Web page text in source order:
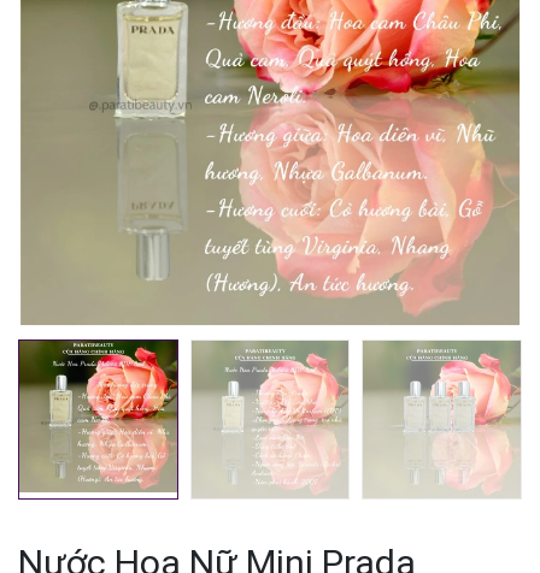
Nước Hoa Nữ Mini Prada
Mã giảm giá:
Ngày hết hạn: